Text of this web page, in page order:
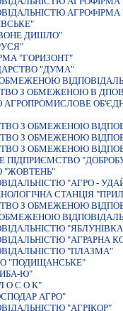
АГРОФІРМА
ДИШЛО"
"ГОРИЗОНТ"
"ДУМА"
З ОБМЕЖЕНОЮ В
АГРОПРОМИСЛОВЕ
З ОБМЕЖЕНОЮ
З ОБМЕЖЕНОЮ
З ОБМЕЖЕНОЮ
ПІДПРИЄМСТВО
"ЖОВТЕНЬ"
"АГРО -
СТАНЦІЯ
З ОБМЕЖЕНОЮ
"АГРАРНА
"ПЛАЗМА"
"ПОДИЩАНСЬКЕ"
Ю"
О С О К"
АГРО"
"АГРІКОР"